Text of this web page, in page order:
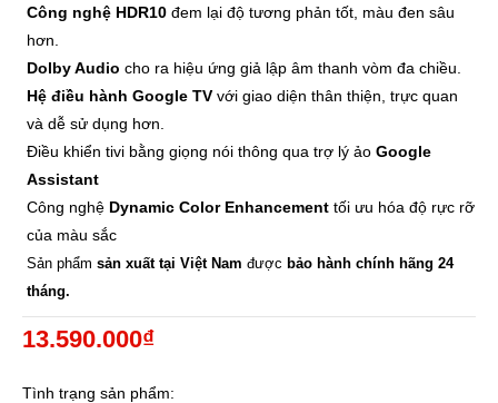
Công nghệ HDR10 đem lại độ tương phản tốt, màu đen sâu
hơn.
Dolby Audio cho ra hiệu ứng giả lập âm thanh vòm đa chiều.
Hệ điều hành Google TV với giao diện thân thiện, trực quan
và dễ sử dụng hơn.
Điều khiển tivi bằng giọng nói thông qua trợ lý ảo Google
Assistant
Công nghệ Dynamic Color Enhancement tối ưu hóa độ rực rỡ
của màu sắc
Sản phẩm sản xuất tại Việt Nam được bảo hành chính hãng 24
tháng.
13.590.000₫
Tình trạng sản phẩm: